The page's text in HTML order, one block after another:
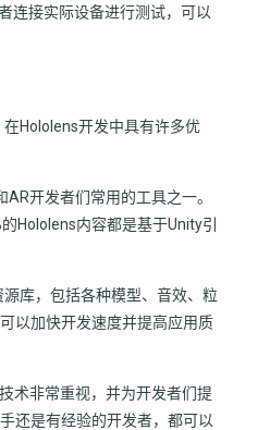
连接实际设备进行测试，可以
Hololens开发中具有许多优
开发者们常用的工具之一。
Hololens内容都是基于Unity引
库，包括各种模型、音效、粒
以加快开发速度并提高应用质
术非常重视，并为开发者们提
还是有经验的开发者，都可以